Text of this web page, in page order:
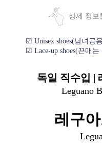
상세 정보
☑ Unisex shoes(남녀공
☑ Lace-up shoes(끈매는
독일 직수입 |
Leguano
레구